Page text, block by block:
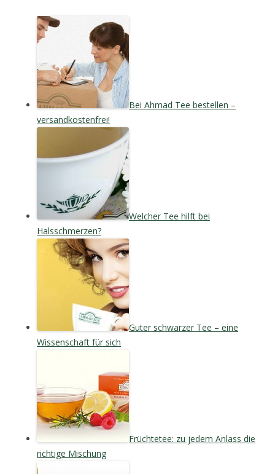
Bei Ahmad Tee bestellen –
versandkostenfrei!
Welcher Tee hilft bei
Halsschmerzen?
Guter schwarzer Tee – eine
Wissenschaft für sich
Früchtetee: zu jedem Anlass die
richtige Mischung